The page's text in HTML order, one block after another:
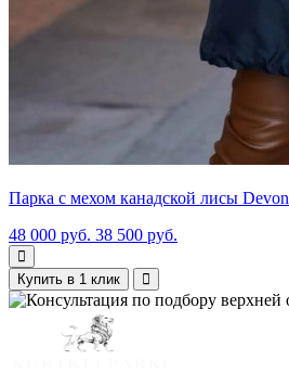
Парка с мехом канадской лисы Devon
48 000 руб. 38 500 руб.
Купить в 1 клик